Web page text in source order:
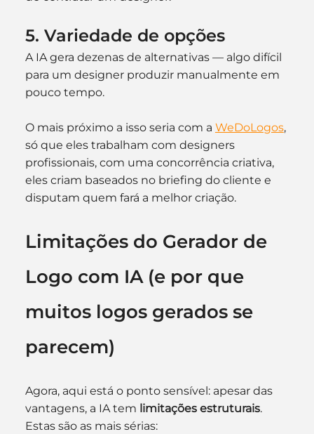
5. Variedade de opções
A IA gera dezenas de alternativas — algo difícil
para um designer produzir manualmente em
pouco tempo.
O mais próximo a isso seria com a WeDoLogos,
só que eles trabalham com designers
profissionais, com uma concorrência criativa,
eles criam baseados no briefing do cliente e
disputam quem fará a melhor criação.
Limitações do Gerador de
Logo com IA (e por que
muitos logos gerados se
parecem)
Agora, aqui está o ponto sensível: apesar das
vantagens, a IA tem limitações estruturais.
Estas são as mais sérias: